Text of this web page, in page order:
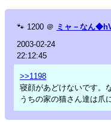
🐾 1200 ＠ ミャ－なん
2003-02-24
22:12:45
>>1198
寝顔があどけないです。
うちの家の猫さん達は爪